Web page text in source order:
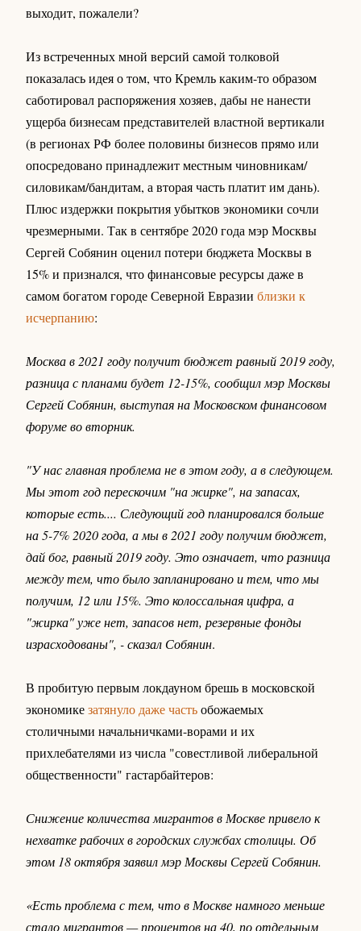
выходит, пожалели?
Из встреченных мной версий самой толковой
показалась идея о том, что Кремль каким-то образом
саботировал распоряжения хозяев, дабы не нанести
ущерба бизнесам представителей властной вертикали
(в регионах РФ более половины бизнесов прямо или
опосредовано принадлежит местным чиновникам/
силовикам/бандитам, а вторая часть платит им дань).
Плюс издержки покрытия убытков экономики сочли
чрезмерными. Так в сентябре 2020 года мэр Москвы
Сергей Собянин оценил потери бюджета Москвы в
15% и признался, что финансовые ресурсы даже в
самом богатом городе Северной Евразии близки к
исчерпанию:
Москва в 2021 году получит бюджет равный 2019 году,
разница с планами будет 12-15%, сообщил мэр Москвы
Сергей Собянин, выступая на Московском финансовом
форуме во вторник.
"У нас главная проблема не в этом году, а в следующем.
Мы этот год перескочим "на жирке", на запасах,
которые есть.... Следующий год планировался больше
на 5-7% 2020 года, а мы в 2021 году получим бюджет,
дай бог, равный 2019 году. Это означает, что разница
между тем, что было запланировано и тем, что мы
получим, 12 или 15%. Это колоссальная цифра, а
"жирка" уже нет, запасов нет, резервные фонды
израсходованы", - сказал Собянин.
В пробитую первым локдауном брешь в московской
экономикезатянуло даже частьобожаемых
столичными начальничками-ворами и их
прихлебателями из числа "совестливой либеральной
общественности" гастарбайтеров:
Снижение количества мигрантов в Москве привело к
нехватке рабочих в городских службах столицы. Об
этом 18 октября заявил мэр Москвы Сергей Собянин.
«Есть проблема с тем, что в Москве намного меньше
стало мигрантов — процентов на 40, по отдельным